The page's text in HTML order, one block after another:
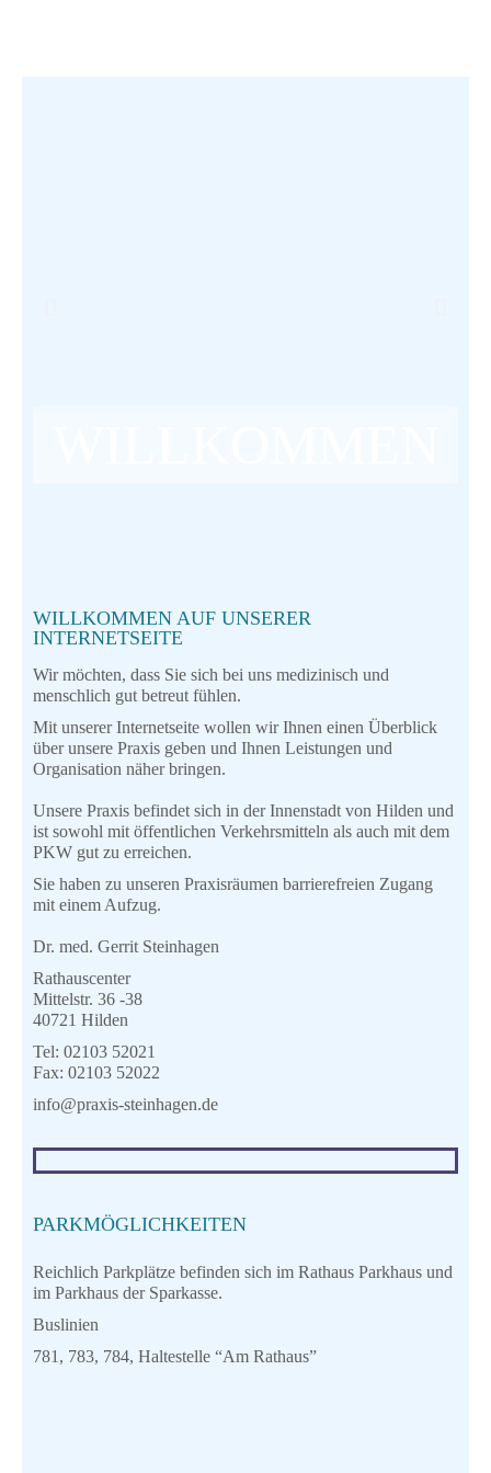
WILLKOMMEN AUF UNSERER
INTERNETSEITE
Wir möchten, dass Sie sich bei uns medizinisch und
menschlich gut betreut fühlen.
Mit unserer Internetseite wollen wir Ihnen einen Überblick
über unsere Praxis geben und Ihnen Leistungen und
Organisation näher bringen.
Unsere Praxis befindet sich in der Innenstadt von Hilden und
ist sowohl mit öffentlichen Verkehrsmitteln als auch mit dem
PKW gut zu erreichen.
Sie haben zu unseren Praxisräumen barrierefreien Zugang
mit einem Aufzug.
Dr. med. Gerrit Steinhagen
Rathauscenter
Mittelstr. 36 -38
40721 Hilden
Tel: 02103 52021
Fax: 02103 52022
info@praxis-steinhagen.de
PARKMÖGLICHKEITEN
Reichlich Parkplätze befinden sich im Rathaus Parkhaus und
im Parkhaus der Sparkasse.
Buslinien
781, 783, 784, Haltestelle “Am Rathaus”